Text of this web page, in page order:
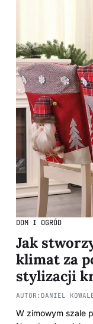
DOM I OGRÓD
Jak
klimat za
stylizacji
AUTOR: DANIEL
W zimowym szale